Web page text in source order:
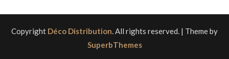
Copyright Déco Distribution. All rights reserved. | Theme by
SuperbThemes